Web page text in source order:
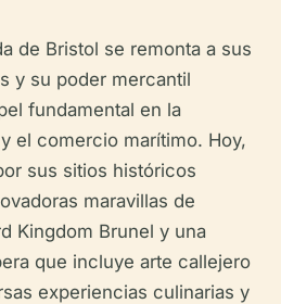
de Bristol se remonta a sus
y su poder mercantil
fundamental en la
el comercio marítimo. Hoy,
sus sitios históricos
maravillas de
Kingdom Brunel y una
que incluye arte callejero
experiencias culinarias y